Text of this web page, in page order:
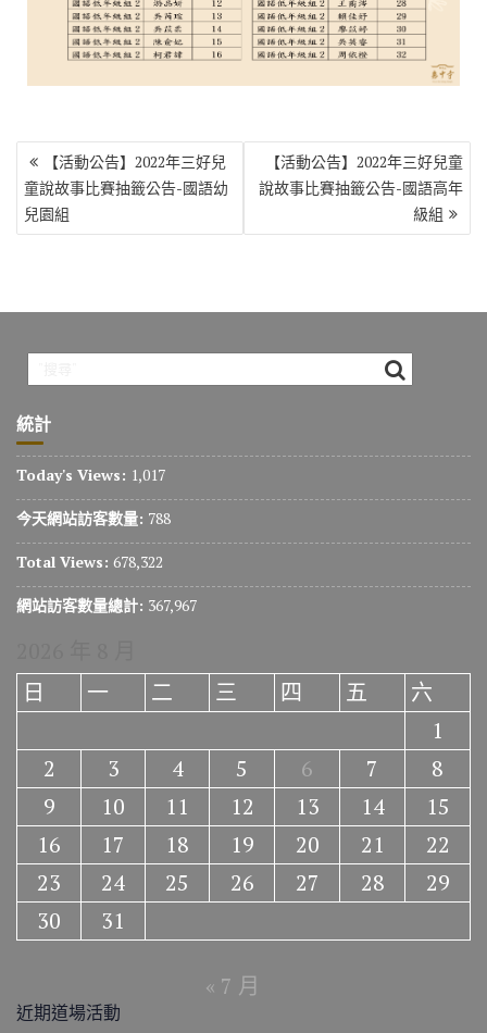
文
章
導
覽
【活動公告】2022年三好兒
童說故事比賽抽籤公告-國語幼
兒園組
【活動公告】2022年三好兒童
說故事比賽抽籤公告-國語高年
級組
統計
Today's Views: 1,017
今天網站訪客數量: 788
Total Views: 678,322
網站訪客數量總計: 367,967
日
一 二 三 四 五
六
1
2
3 4 5 6 7
8
9
10 11 12 13 14
15
16
17 18 19 20 21
22
23
24 25 26 27 28
29
30
31
« 7 月
近期道場活動